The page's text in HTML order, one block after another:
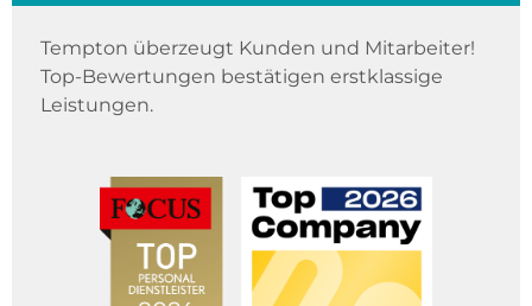
Tempton überzeugt Kunden und Mitarbeiter!
Top-Bewertungen bestätigen erstklassige
Leistungen.